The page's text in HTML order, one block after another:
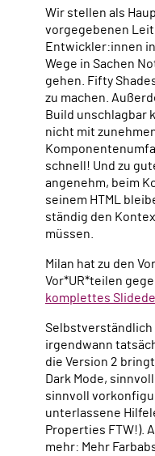
Wir stellen als
vorgegebenen
Entwickler:innen
Wege in Sachen
gehen. Fifty
zu machen.
Build unschlagbar
nicht mit
schnell! Und zu
angenehm, beim
seinem HTML
ständig den
müssen.
Milan hat zu den
Vor*UR*teilen
komplettes
Selbstverständlich
irgendwann
die Version 2
Dark Mode,
sinnvoll
unterlassene
Properties FTW!).
mehr: Mehr